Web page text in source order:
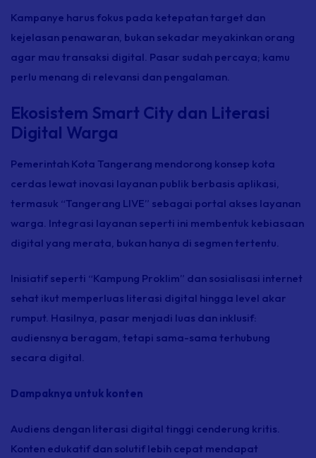
Kampanye harus fokus pada ketepatan target dan
kejelasan penawaran, bukan sekadar meyakinkan orang
agar mau transaksi digital. Pasar sudah percaya; kamu
perlu menang di relevansi dan pengalaman.
Ekosistem Smart City dan Literasi
Digital Warga
Pemerintah Kota Tangerang mendorong konsep kota
cerdas lewat inovasi layanan publik berbasis aplikasi,
termasuk “Tangerang LIVE” sebagai portal akses layanan
warga. Integrasi layanan seperti ini membentuk kebiasaan
digital yang merata, bukan hanya di segmen tertentu.
Inisiatif seperti “Kampung Proklim” dan sosialisasi internet
sehat ikut memperluas literasi digital hingga level akar
rumput. Hasilnya, pasar menjadi luas dan inklusif:
audiensnya beragam, tetapi sama-sama terhubung
secara digital.
Dampaknya untuk konten
Audiens dengan literasi digital tinggi cenderung kritis.
Konten edukatif dan solutif lebih cepat mendapat